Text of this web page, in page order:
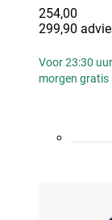
254,00
299,90
Voor 23:30
morgen gratis